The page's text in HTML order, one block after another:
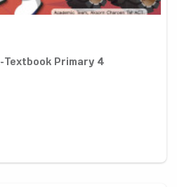
Textbook Primary 4